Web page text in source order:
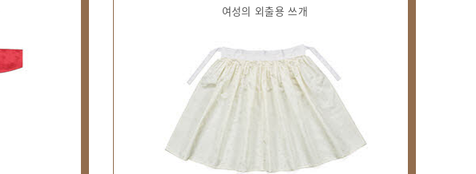
여성의 외출용 쓰개